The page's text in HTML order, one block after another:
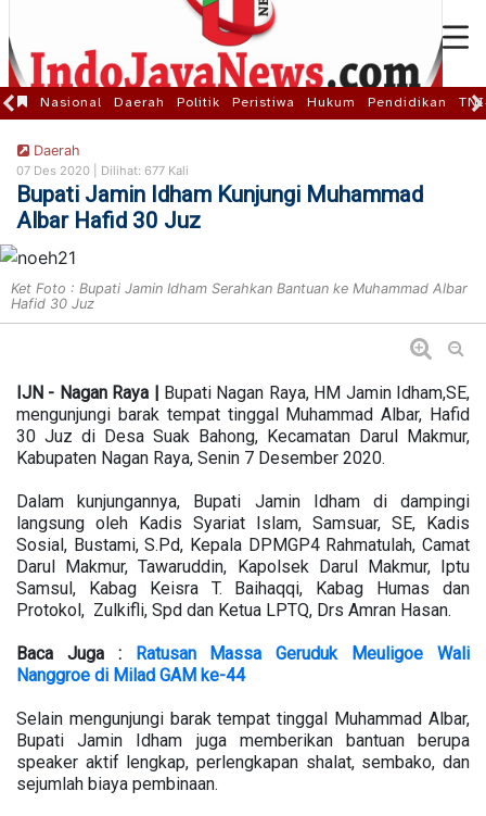
Nasional Daerah Politik Peristiwa Hukum Pendidikan
Daerah
07 Des 2020 | Dilihat: 677 Kali
Bupati Jamin Idham Kunjungi Muhammad
Albar Hafid 30 Juz
Ket Foto : Bupati Jamin Idham Serahkan Bantuan ke Muhammad Albar
Hafid 30 Juz
IJN - Nagan Raya | Bupati Nagan Raya, HM Jamin Idham,SE,
mengunjungi barak tempat tinggal Muhammad Albar, Hafid
30 Juz di Desa Suak Bahong, Kecamatan Darul Makmur,
Kabupaten Nagan Raya, Senin 7 Desember 2020.
Dalam kunjungannya, Bupati Jamin Idham di dampingi
langsung oleh Kadis Syariat Islam, Samsuar, SE, Kadis
Sosial, Bustami, S.Pd, Kepala DPMGP4 Rahmatulah, Camat
Darul Makmur, Tawaruddin, Kapolsek Darul Makmur, Iptu
Samsul, Kabag Keisra T. Baihaqqi, Kabag Humas dan
Protokol, Zulkifli, Spd dan Ketua LPTQ, Drs Amran Hasan.
Baca Juga : Ratusan Massa Geruduk Meuligoe Wali
Nanggroe di Milad GAM ke-44
Selain mengunjungi barak tempat tinggal Muhammad Albar,
Bupati Jamin Idham juga memberikan bantuan berupa
speaker aktif lengkap, perlengkapan shalat, sembako, dan
sejumlah biaya pembinaan.